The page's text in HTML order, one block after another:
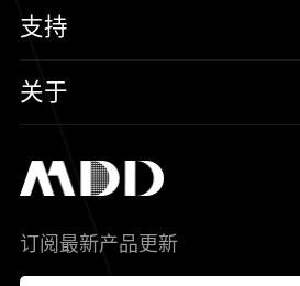
三极管
SiC
IC
汽车电子
新能源
智能家居
新兴行业
可靠性实验室
质量与环境
其他信息(PCN)
支持
样品与支持
关于
加入我们
订阅最新产品更新